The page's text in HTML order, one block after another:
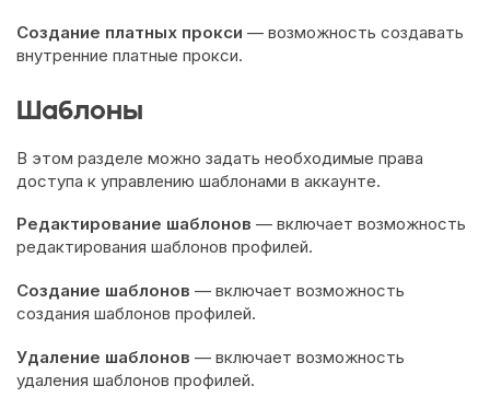
Создание платных прокси — возможность создавать
внутренние платные прокси.
Шаблоны
В этом разделе можно задать необходимые права
доступа к управлению шаблонами в аккаунте.
Редактирование шаблонов — включает возможность
редактирования шаблонов профилей.
Создание шаблонов — включает возможность
создания шаблонов профилей.
Удаление шаблонов — включает возможность
удаления шаблонов профилей.